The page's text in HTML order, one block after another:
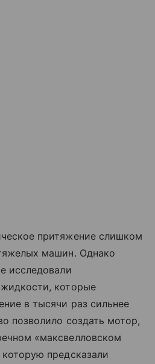
притяжение слишком
машин. Однако
исследовали
которые
в тысячи раз сильнее
позволило создать мотор,
«максвелловском
предсказали